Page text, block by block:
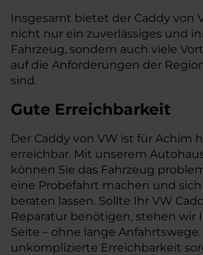
Insgesamt bietet der Caddy von
nicht nur ein zuverlässiges und
Fahrzeug, sondern auch viele
auf die Anforderungen der
sind.
Gute Erreichbarkeit
Der Caddy von VW ist für Achim
erreichbar. Mit unserem
können Sie das Fahrzeug
eine Probefahrt machen und
beraten lassen. Sollte Ihr VW
Reparatur benötigen, stehen wir
Seite – ohne lange Anfahrtswege.
unkomplizierte Erreichbarkeit